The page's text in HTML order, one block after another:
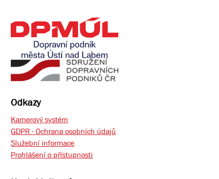
Odkazy
Kamerový systém
GDPR - Ochrana osobních údajů
Služební informace
Prohlášení o přístupnosti